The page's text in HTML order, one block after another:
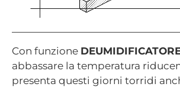
Con funzione
abbassare la temperatura
presenta questi giorni torridi